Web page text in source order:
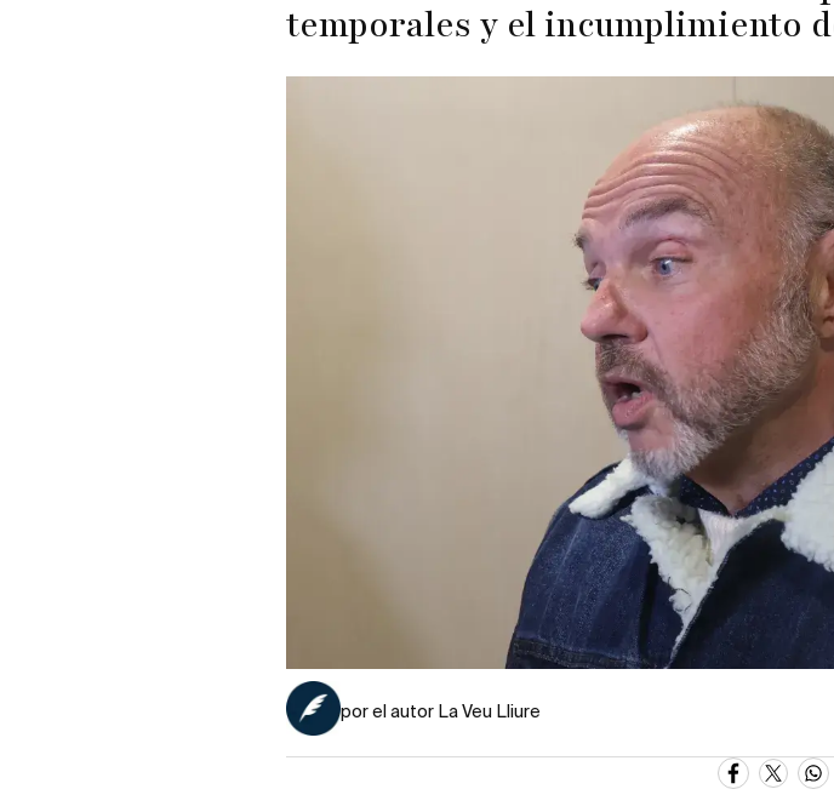
temporales y el incumplimiento
por el autor La Veu Lliure